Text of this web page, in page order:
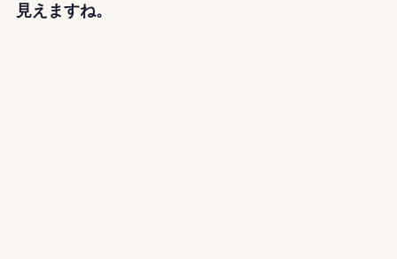
見えますね。